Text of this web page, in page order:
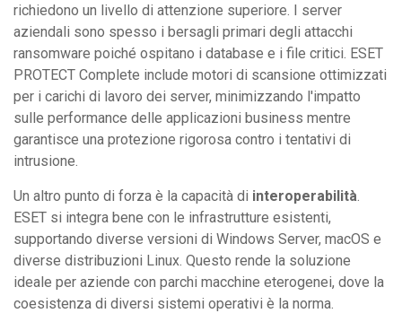
richiedono un livello di attenzione superiore. I server
aziendali sono spesso i bersagli primari degli attacchi
ransomware poiché ospitano i database e i file critici. ESET
PROTECT Complete include motori di scansione ottimizzati
per i carichi di lavoro dei server, minimizzando l'impatto
sulle performance delle applicazioni business mentre
garantisce una protezione rigorosa contro i tentativi di
intrusione.
Un altro punto di forza è la capacità di interoperabilità.
ESET si integra bene con le infrastrutture esistenti,
supportando diverse versioni di Windows Server, macOS e
diverse distribuzioni Linux. Questo rende la soluzione
ideale per aziende con parchi macchine eterogenei, dove la
coesistenza di diversi sistemi operativi è la norma.